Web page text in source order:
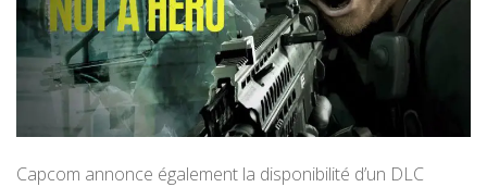
Capcom annonce également la disponibilité d’un DLC